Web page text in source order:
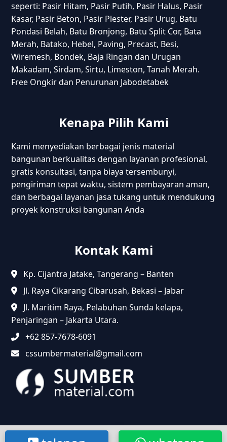
seperti: Pasir Hitam, Pasir Putih, Pasir Halus, Pasir
Kasar, Pasir Beton, Pasir Plester, Pasir Urug, Batu
Pondasi Belah, Batu Bronjong, Batu Split Cor, Bata
Merah, Batako, Hebel, Paving, Precast, Besi,
Wiremesh, Bondek, Baja Ringan dan Urugan
Makadam, Sirdam, Sirtu, Limeston, Tanah Merah.
Free Ongkir dan Penurunan Jabodetabek
Kenapa Pilih Kami
Kami menyediakan berbagai jenis material
bangunan berkualitas dengan layanan profesional,
gratis konsultasi, tanpa biaya tersembunyi,
pengiriman tepat waktu, sistem pembayaran aman,
dan berbagai layanan jasa tukang untuk mendukung
proyek konstruksi bangunan Anda
Kontak Kami
Kp. Cijantra Jatake, Tangerang – Banten
Jl. Raya Cikarang Cibarusah, Bekasi – Jabar
Jl. Maritim Raya, Pelabuhan Sunda kelapa,
Penjaringan – Jakarta Utara.
+62 857-7678-6091
cssumbermaterial@gmail.com
@2024 Sumbermaterial.com. Semua Hak Dilindungi.